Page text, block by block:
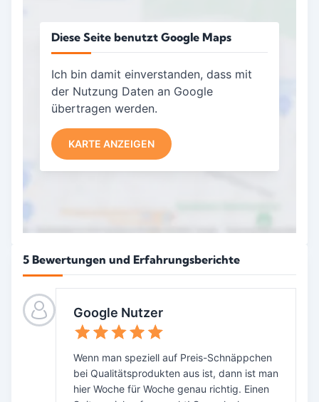
Diese Seite benutzt Google Maps
Ich bin damit einverstanden, dass mit
der Nutzung Daten an Google
übertragen werden.
KARTE ANZEIGEN
5 Bewertungen und Erfahrungsberichte
Google Nutzer
Wenn man speziell auf Preis-Schnäppchen
bei Qualitätsprodukten aus ist, dann ist man
hier Woche für Woche genau richtig. Einen